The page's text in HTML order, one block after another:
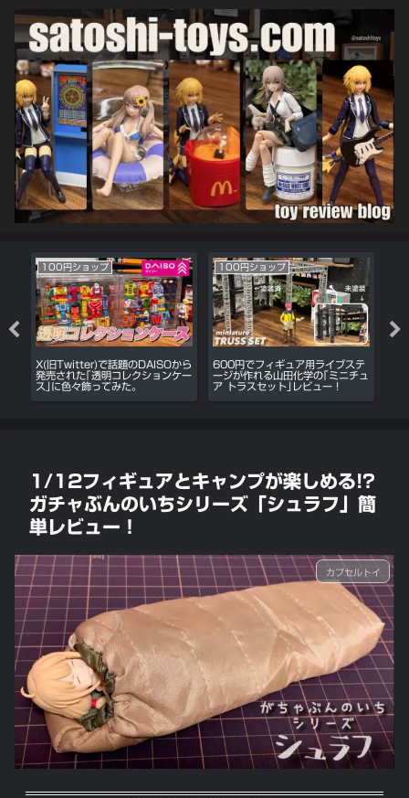
100円ショップ
X(旧Twitter)で話題のDAISOから
発売された｢透明コレクションケー
ス｣に色々飾ってみた。
100円ショップ
600円でフィギュア用ライブステ
ージが作れる山田化学の｢ミニチュ
ア トラスセット｣レビュー！
1/12フィギュアとキャンプが楽しめる!?
ガチャぶんのいちシリーズ「シュラフ」簡
単レビュー！
カプセルトイ